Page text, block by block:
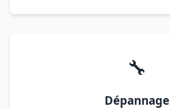
🔧
Dépannage